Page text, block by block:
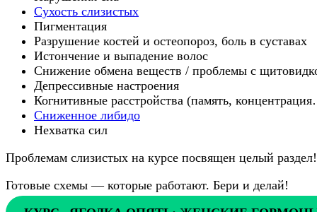
Сухость слизистых
Пигментация
Разрушение костей и остеопороз, боль в суставах
Истончение и выпадение волос
Снижение обмена веществ / проблемы с
Депрессивные настроения
Когнитивные расстройства (память,
Сниженное либидо
Нехватка сил
Проблемам слизистых на курсе посвящен целый раздел!
Готовые схемы — которые работают. Бери и делай!